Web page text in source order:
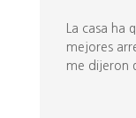
La casa ha
mejores
me dijeron